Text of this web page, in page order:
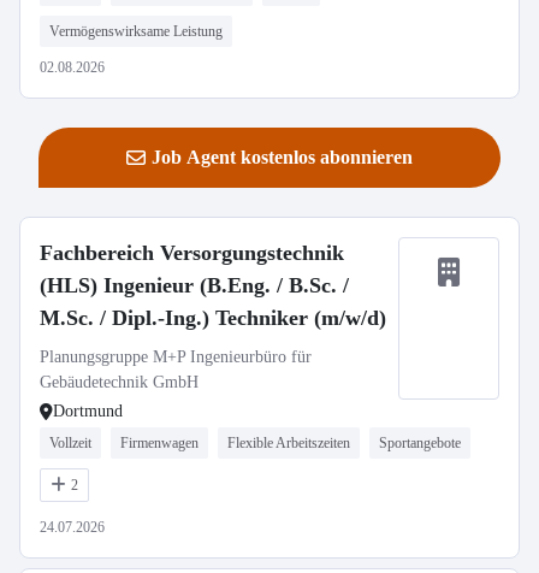
Vermögenswirksame Leistung
02.08.2026
Job Agent kostenlos abonnieren
Fachbereich Versorgungstechnik
(HLS) Ingenieur (B.Eng. / B.Sc. /
M.Sc. / Dipl.-Ing.) Techniker (m/w/d)
Planungsgruppe M+P Ingenieurbüro für
Gebäudetechnik GmbH
Dortmund
Vollzeit Firmenwagen Flexible Arbeitszeiten Sportangebote
2
24.07.2026